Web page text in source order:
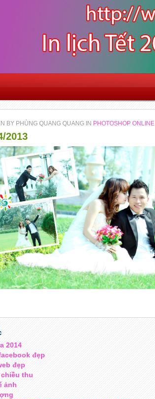
BY PHÙNG QUANG QUANG IN PHOTOSHOP ONLINE
2013
2014
đẹp
đẹp
thu
ảnh